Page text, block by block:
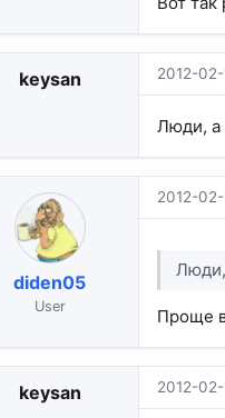
keysan 2012-
Люди, а
diden05
User
2012-
Люди,
Проще
keysan 2012-